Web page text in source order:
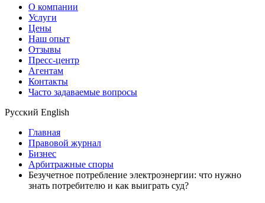
О компании
Услуги
Цены
Наш опыт
Отзывы
Пресс-центр
Агентам
Контакты
Часто задаваемые вопросы
Русский English
Главная
Правовой журнал
Бизнес
Арбитражные споры
Безучетное потребление электроэнергии: что нужно
знать потребителю и как выиграть суд?